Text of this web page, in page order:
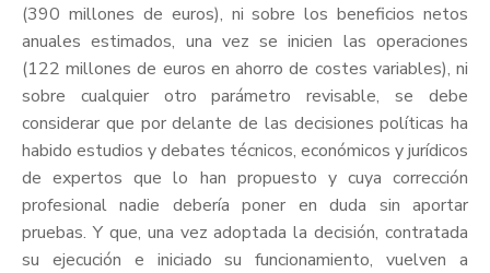
(390 millones de euros), ni sobre los beneficios netos
anuales estimados, una vez se inicien las operaciones
(122 millones de euros en ahorro de costes variables), ni
sobre cualquier otro parámetro revisable, se debe
considerar que por delante de las decisiones políticas ha
habido estudios y debates técnicos, económicos y jurídicos
de expertos que lo han propuesto y cuya corrección
profesional nadie debería poner en duda sin aportar
pruebas. Y que, una vez adoptada la decisión, contratada
su ejecución e iniciado su funcionamiento, vuelven a